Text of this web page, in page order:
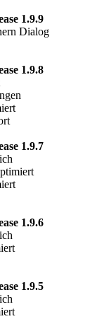
1.9.9
Dialog
1.9.8
1.9.7
1.9.6
1.9.5